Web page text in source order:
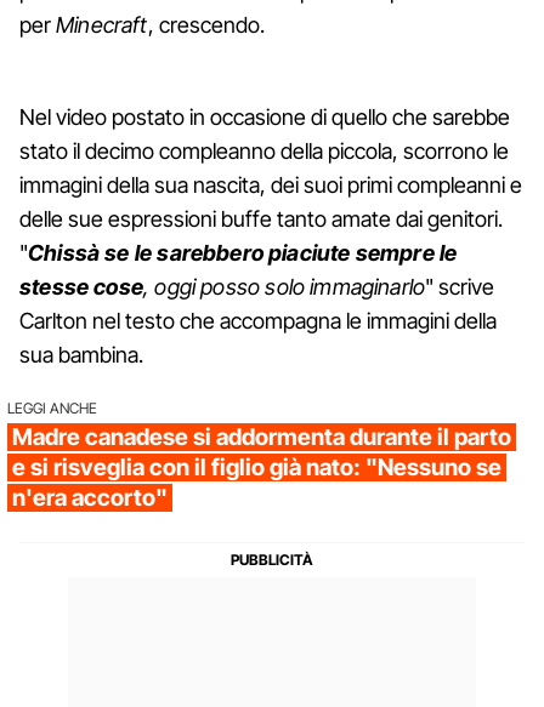
perMinecraft, crescendo.
Nel video postato in occasione di quello che sarebbe
stato il decimo compleanno della piccola, scorrono le
immagini della sua nascita, dei suoi primi compleanni e
delle sue espressioni buffe tanto amate dai genitori.
"Chissà se le sarebbero piaciute sempre le
stesse cose, oggi posso solo immaginarlo" scrive
Carlton nel testo che accompagna le immagini della
sua bambina.
LEGGI ANCHE
Madre canadese si addormenta durante il parto
e si risveglia con il figlio già nato: "Nessuno se
n'era accorto"